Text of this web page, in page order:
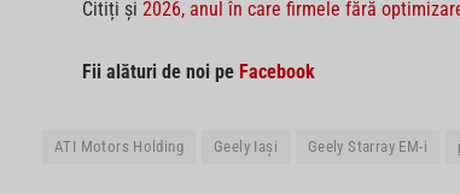
Citiți și 2026, anul în care firmele fără
Fii alături de noi pe Facebook
ATI Motors Holding Geely Iași Geely Starray EM-i